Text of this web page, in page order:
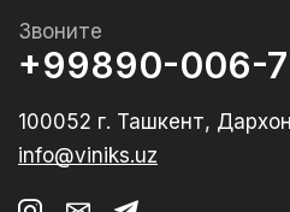
Звоните
+99890-006-
100052 г. Ташкент,
info@viniks.uz